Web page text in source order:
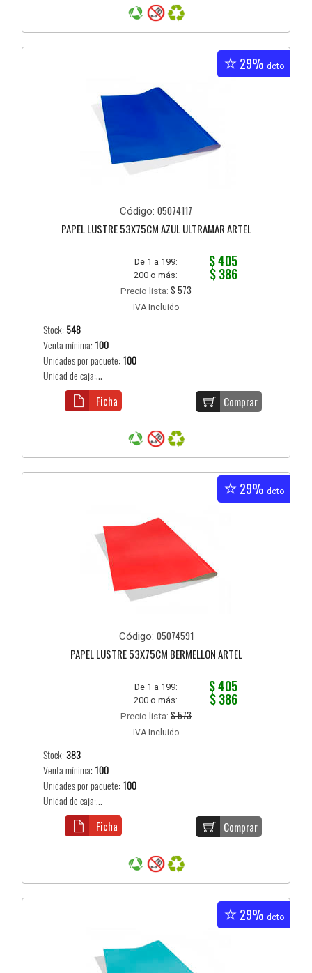
29% dcto
Código: 05074117
PAPEL LUSTRE 53X75CM AZUL ULTRAMAR ARTEL
De 1 a 199: $ 405
200 o más: $ 386
Precio lista: $ 573
IVA Incluido
Stock: 548
Venta mínima: 100
Unidades por paquete: 100
Unidad de caja:...
Comprar
Ficha
29% dcto
Código: 05074591
PAPEL LUSTRE 53X75CM BERMELLON ARTEL
De 1 a 199: $ 405
200 o más: $ 386
Precio lista: $ 573
IVA Incluido
Stock:383
Venta mínima: 100
Unidades por paquete: 100
Unidad de caja:...
Comprar
Ficha
29% dcto